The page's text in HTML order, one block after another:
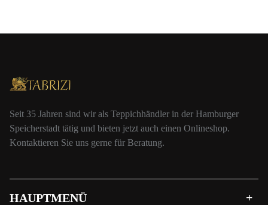
Seit 35 Jahren sind wir als Teppichhändler in der Hamburger
Speicherstadt tätig und bieten jetzt auch einen Onlineshop.
Kontaktieren Sie uns gerne für Beratung.
HAUPTMENÜ